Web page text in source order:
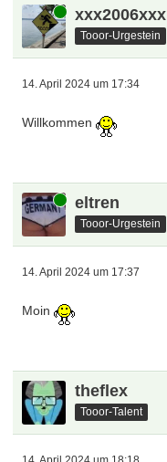
HansWerner
Amatör
14. April 2024 um 17:02
Moin aus MV
Sluck3r
Tooor-Fan
14. April 2024 um 17:05
Herzlich Willkommen
Online xxx2006xxx
Tooor-Urgestein
14. April 2024 um 17:34